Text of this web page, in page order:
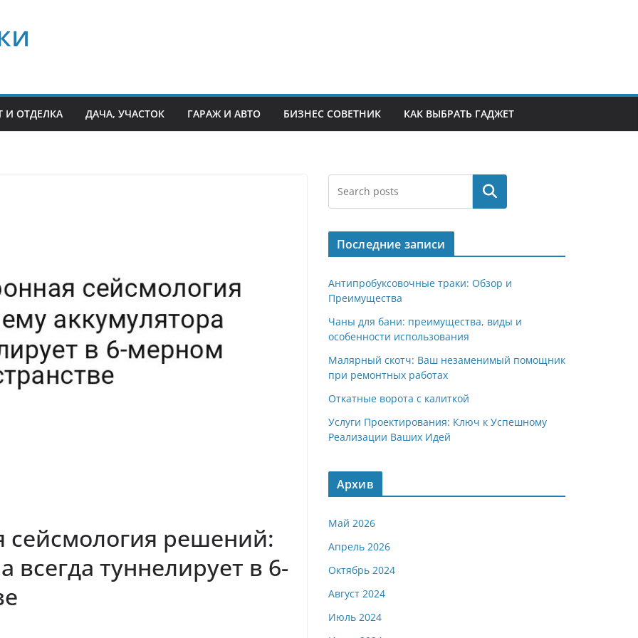
И ОТДЕЛКА ДАЧА, УЧАСТОК ГАРАЖ И АВТО БИЗНЕС СОВЕТНИК КАК ВЫБРАТЬ ГАДЖЕТ
сейсмология решений:
всегда туннелирует в 6-
Поиск
Последние записи
Антипробуксовочные траки: Обзор и
Преимущества
Чаны для бани: преимущества, виды и
особенности использования
Малярный скотч: Ваш незаменимый помощник
при ремонтных работах
Откатные ворота с калиткой
Услуги Проектирования: Ключ к Успешному
Реализации Ваших Идей
Архив
Май 2026
Апрель 2026
Октябрь 2024
Август 2024
Июль 2024